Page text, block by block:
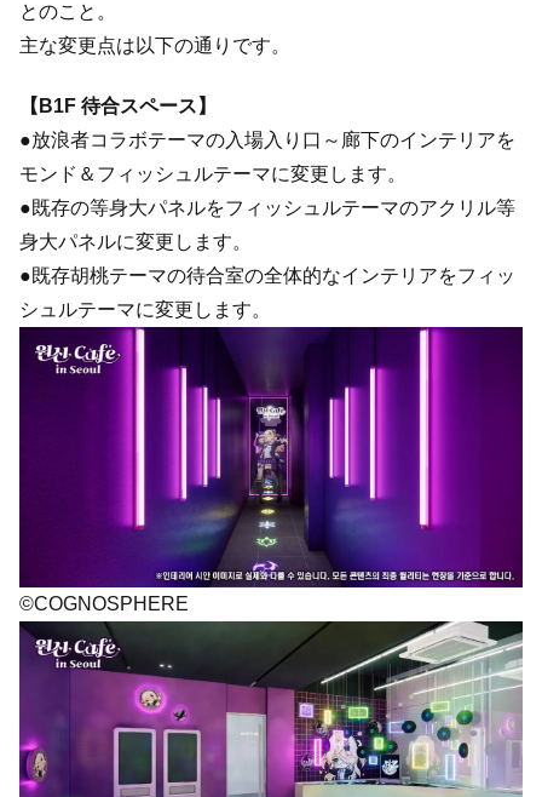
とのこと。
主な変更点は以下の通りです。
【B1F 待合スペース】
●放浪者コラボテーマの入場入り口～廊下のインテリアを
モンド＆フィッシュルテーマに変更します。
●既存の等身大パネルをフィッシュルテーマのアクリル等
身大パネルに変更します。
●既存胡桃テーマの待合室の全体的なインテリアをフィッ
シュルテーマに変更します。
©COGNOSPHERE